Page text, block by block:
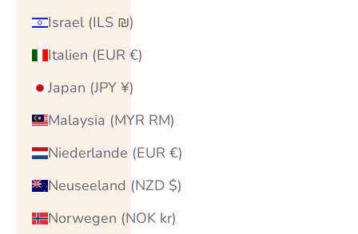
Israel (ILS ₪)
Italien (EUR €)
Japan (JPY ¥)
Malaysia (MYR RM)
Niederlande (EUR €)
Neuseeland (NZD $)
Norwegen (NOK kr)